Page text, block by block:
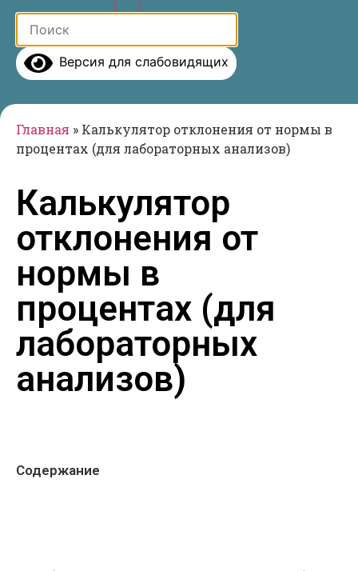
Версия для слабовидящих
Главная » Калькулятор отклонения от нормы в
процентах (для лабораторных анализов)
Калькулятор
отклонения от
нормы в
процентах (для
лабораторных
анализов)
Содержание